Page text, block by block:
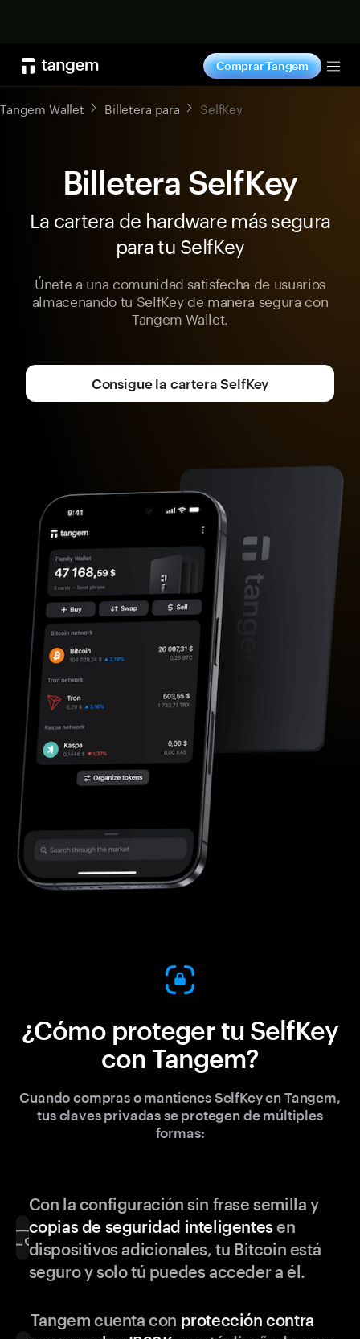
Comprar Tangem
Tangem Wallet Billetera para SelfKey
Billetera SelfKey
La cartera de hardware más segura
para tu SelfKey
Únete a una comunidad satisfecha de usuarios
almacenando tu SelfKey de manera segura con
Tangem Wallet.
Consigue la cartera SelfKey
¿Cómo proteger tu SelfKey
con Tangem?
Cuando compras o mantienes SelfKey en Tangem,
tus claves privadas se protegen de múltiples
formas:
Con la configuración sin frase semilla y
copias de seguridad inteligentesen
dispositivos adicionales, tu Bitcoin está
seguro y solo tú puedes acceder a él.
Tangem cuenta con protección contra